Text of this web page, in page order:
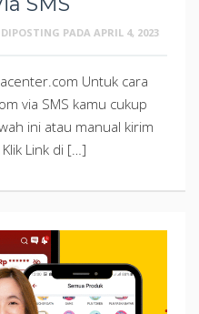
DIPOSTING PADA APRIL 4, 2023
Untuk cara
via SMS kamu cukup
ini atau manual kirim
Link di […]